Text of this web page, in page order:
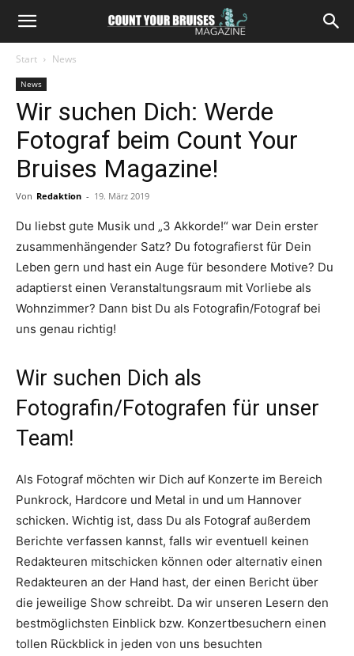
Start News
News
Wir suchen Dich: Werde
Fotograf beim Count Your
Bruises Magazine!
Von Redaktion - 19. März 2019
Du liebst gute Musik und „3 Akkorde!“ war Dein erster
zusammenhängender Satz? Du fotografierst für Dein
Leben gern und hast ein Auge für besondere Motive? Du
adaptierst einen Veranstaltungsraum mit Vorliebe als
Wohnzimmer? Dann bist Du als Fotografin/Fotograf bei
uns genau richtig!
Wir suchen Dich als
Fotografin/Fotografen für unser
Team!
Als Fotograf möchten wir Dich auf Konzerte im Bereich
Punkrock, Hardcore und Metal in und um Hannover
schicken. Wichtig ist, dass Du als Fotograf außerdem
Berichte verfassen kannst, falls wir eventuell keinen
Redakteuren mitschicken können oder alternativ einen
Redakteuren an der Hand hast, der einen Bericht über
die jeweilige Show schreibt. Da wir unseren Lesern den
bestmöglichsten Einblick bzw. Konzertbesuchern einen
tollen Rückblick in jeden von uns besuchten